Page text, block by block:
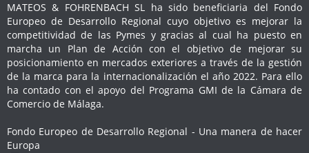
MATEOS & FOHRENBACH SL ha sido beneficiaria del Fondo
Europeo de Desarrollo Regional cuyo objetivo es mejorar la
competitividad de las Pymes y gracias al cual ha puesto en
marcha un Plan de Acción con el objetivo de mejorar su
posicionamiento en mercados exteriores a través de la gestión
de la marca para la internacionalización el año 2022. Para ello
ha contado con el apoyo del Programa GMI de la Cámara de
Comercio de Málaga.
Fondo Europeo de Desarrollo Regional - Una manera de hacer
Europa